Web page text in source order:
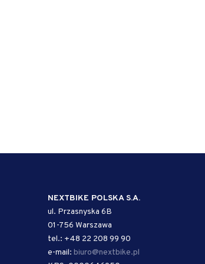
NEXTBIKE POLSKA S.A.
ul. Przasnyska 6B
01-756 Warszawa
tel.: +48 22 208 99 90
e-mail: biuro@nextbike.pl